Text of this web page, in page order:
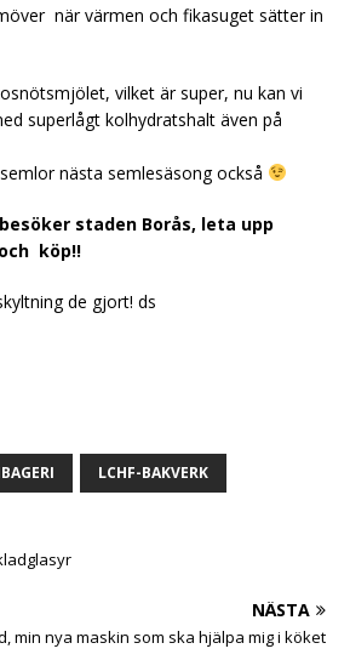
när värmen och fikasuget sätter in
vilket är super, nu kan vi
superlågt kolhydratshalt även på
nästa semlesäsong också
staden Borås, leta upp
köp!!
de gjort! ds
LCHF-BAKVERK
NÄSTA
min nya maskin som ska hjälpa mig i köket